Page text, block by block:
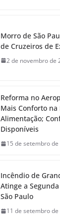
Morro de São
de Cruzeiros de
2 de novembro de
Reforma no
Mais Conforto na
Alimentação;
Disponíveis
15 de setembro
Incêndio de
Atinge a
São Paulo
11 de setembro